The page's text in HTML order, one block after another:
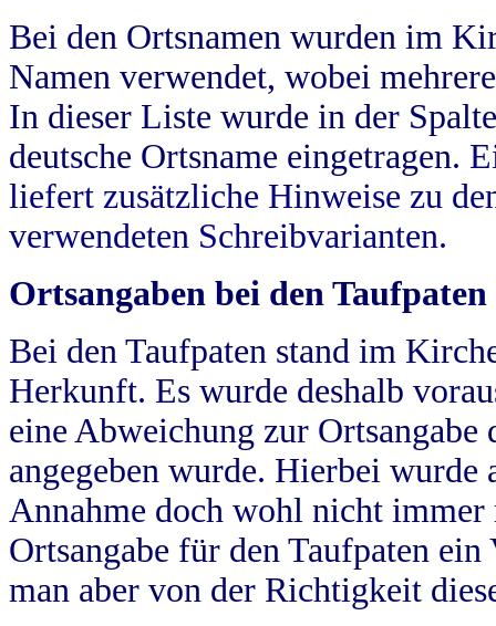
Bei den Ortsnamen wurden im
Namen verwendet, wobei
In dieser Liste wurde in der
deutsche Ortsname eingetragen.
liefert zusätzliche Hinweise zu
verwendeten Schreibvarianten.
Ortsangaben bei den Taufpaten
Bei den Taufpaten stand im
Herkunft. Es wurde deshalb
eine Abweichung zur
angegeben wurde. Hierbei wurde
Annahme doch wohl nicht
Ortsangabe für den Taufpaten
man aber von der Richtigkeit